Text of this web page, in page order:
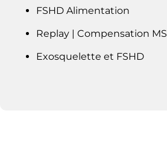
FSHD Alimentation
Replay | Compensation MS
Exosquelette et FSHD